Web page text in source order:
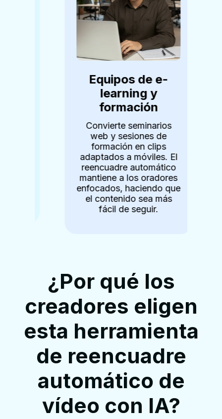
Equipos de e-
learning y
formación
Convierte seminarios
web y sesiones de
formación en clips
adaptados a móviles. El
reencuadre automático
mantiene a los oradores
enfocados, haciendo que
el contenido sea más
fácil de seguir.
¿Por qué los
creadores eligen
esta herramienta
de reencuadre
automático de
vídeo con IA?